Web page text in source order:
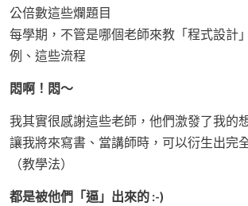
公倍數這些爛題目
每學期，不管是哪個老師來教「程式設計
例、這些流程
悶啊！悶～
我其實很感謝這些老師，他們激發了我的
讓我將來寫書、當講師時，可以衍生出完
（教學法）
都是被他們「逼」出來的 :-)